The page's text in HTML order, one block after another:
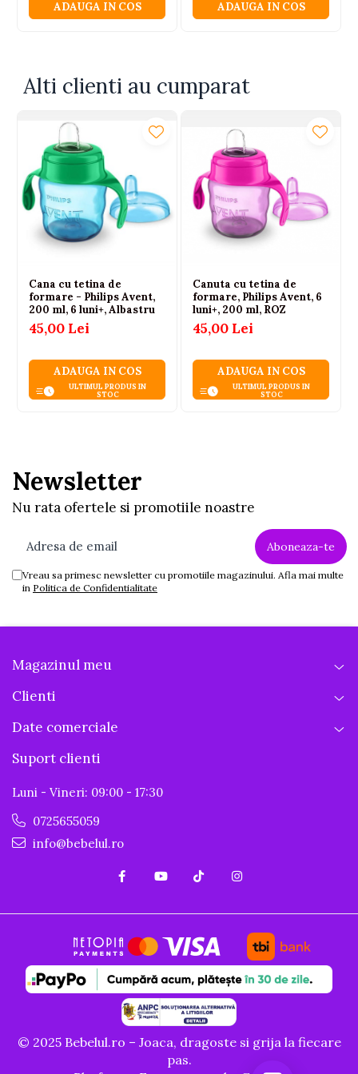
📋 Specificații
Capacitate: 260 ml
Material: silicon (cioc) + plastic fără BPA
Compatibilitate: toate cănile și
biberoanele Philips Avent (cu excepția
sticlei)
tranziție!
Le oferă celor mici
siguranță și independență în timp ce
învață să bea singuri.
nepoți, sau pentru completarea
trusoului unui bebeluș activ.
ADAUGA IN COS ADAUGA IN COS
Alti clienti au cumparat
Cana cu tetina de
formare - Philips Avent,
200 ml, 6 luni+, Albastru
45,00 Lei
ADAUGA IN COS
ULTIMUL PRODUS IN
STOC
Canuta cu tetina de
formare, Philips Avent, 6
luni+, 200 ml, ROZ
45,00 Lei
ADAUGA IN COS
ULTIMUL PRODUS IN
STOC
Newsletter
Nu rata ofertele si promotiile noastre
Vreau sa primesc newsletter cu promotiile magazinului. Afla mai multe
in Politica de Confidentialitate
Magazinul meu
Clienti
Date comerciale
Suport clienti
Luni - Vineri: 09:00 - 17:30
0725655059
info@bebelul.ro
© 2025 Bebelul.ro – Joaca, dragoste si grija la fiecare
pas.